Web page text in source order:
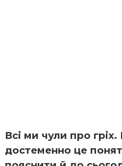
Всі ми чули про
достеменно це